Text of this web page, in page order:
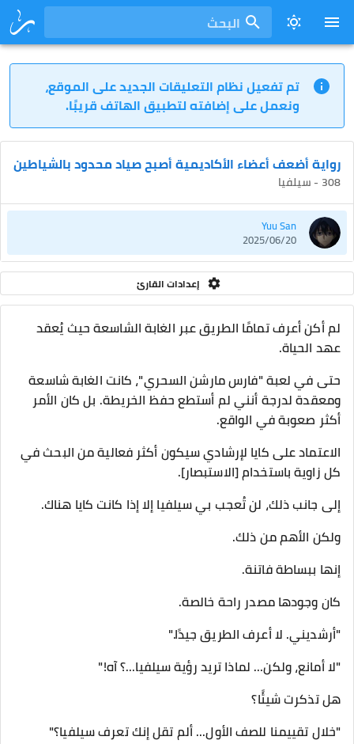
البحث
تم تفعيل نظام التعليقات الجديد على الموقع،
ونعمل على إضافته لتطبيق الهاتف قريبًا.
رواية أضعف أعضاء الأكاديمية أصبح صياد محدود بالشياطين
308 - سيلفيا
Yuu San
2025/06/20
إعدادات القارئ
لم أكن أعرف تمامًا الطريق عبر الغابة الشاسعة حيث يُعقد
عهد الحياة.
حتى في لعبة "فارس مارشن السحري"، كانت الغابة شاسعة
ومعقدة لدرجة أنني لم أستطع حفظ الخريطة. بل كان الأمر
أكثر صعوبة في الواقع.
الاعتماد على كايا لإرشادي سيكون أكثر فعالية من البحث في
كل زاوية باستخدام [الاستبصار].
إلى جانب ذلك، لن تُعجب بي سيلفيا إلا إذا كانت كايا هناك.
ولكن الأهم من ذلك.
إنها ببساطة فاتنة.
كان وجودها مصدر راحة خالصة.
"أرشديني. لا أعرف الطريق جيدًا."
"لا أمانع، ولكن... لماذا تريد رؤية سيلفيا...؟ آه!"
هل تذكرت شيئًا؟
"خلال تقييمنا للصف الأول... ألم تقل إنك تعرف سيلفيا؟"